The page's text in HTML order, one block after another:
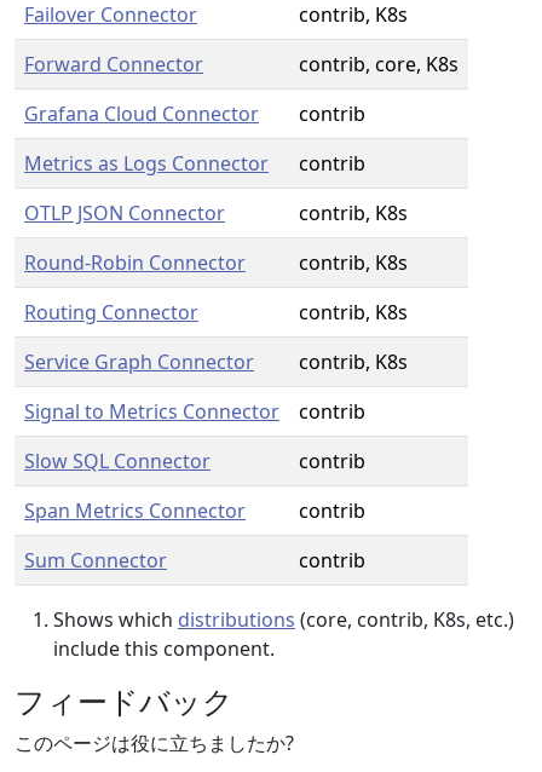
Failover Connector
contrib, K8s
Forward Connector
contrib, core, K8s
Grafana Cloud Connector
contrib
Metrics as Logs Connector
contrib
OTLP JSON Connector
contrib, K8s
Round-Robin Connector
contrib, K8s
Routing Connector
contrib, K8s
Service Graph Connector
contrib, K8s
Signal to Metrics Connector
contrib
Slow SQL Connector
contrib
Span Metrics Connector
contrib
Sum Connector
contrib
Shows which distributions (core, contrib, K8s, etc.)
include this component.
フィードバック
このページは役に立ちましたか?